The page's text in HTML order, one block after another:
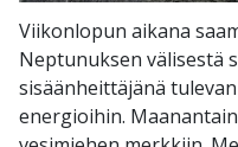
Viikonlopun aikana
Neptunuksen välisestä
sisäänheittäjänä
energioihin.